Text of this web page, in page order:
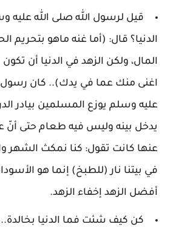
قيل لرسول الله صلى الله عليه
الدنيا؟ قال: (أما غنه ماهو بتحريم
المال، ولكن الزهد في الدنيا أن تكون
اغنى منك عما في يدك).. كان رسول
عليه وسلم يوزع المسلمين بيادر
يدخل بينه وليس فيه طعام حتى أنّ
عنها كانت تقول: كنا نمكث الشهر
في بيتنا نار (للطبخ) إنما هو
أفضل الزهد إخفاء الزهد.
كن كيف شئت فما الدنيا بخالدة..